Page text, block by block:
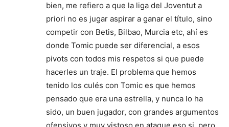
bien, me refiero a que la liga del Joventut a
priori no es jugar aspirar a ganar el título, sino
competir con Betis, Bilbao, Murcia etc, ahí es
donde Tomic puede ser diferencial, a esos
pivots con todos mis respetos si que puede
hacerles un traje. El problema que hemos
tenido los culés con Tomic es que hemos
pensado que era una estrella, y nunca lo ha
sido, un buen jugador, con grandes argumentos